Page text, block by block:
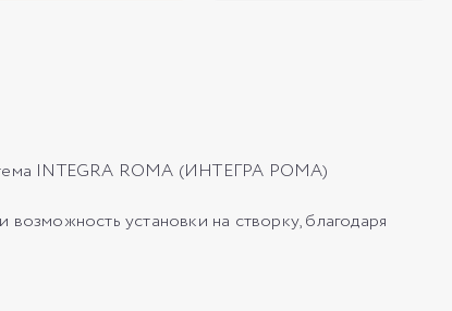
INTEGRA ROMA (ИНТЕГРА РОМА)
установки на створку, благодаря